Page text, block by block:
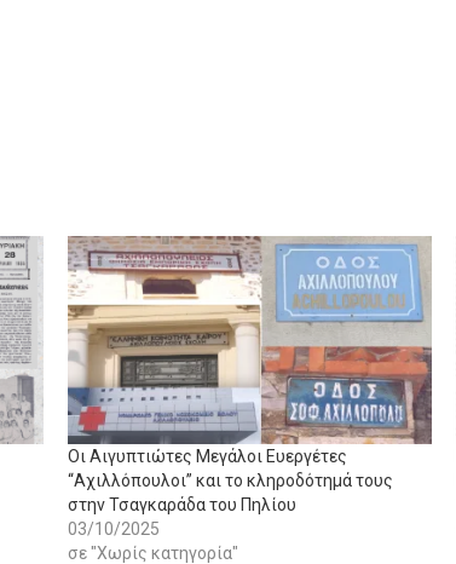
Οι Αιγυπτιώτες Μεγάλοι Ευεργέτες
“Αχιλλόπουλοι” και το κληροδότημά τους
στην Τσαγκαράδα του Πηλίου
03/10/2025
σε "Χωρίς κατηγορία"